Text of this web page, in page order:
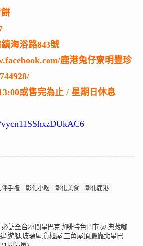
海浴路843號
鹿港兔仔寮明豐珍
或售完為止 / 星期日休息
伴手禮 彰化小吃 彰化美食
彰化鹿港
必訪全台28間星巴克咖啡特色門市 @ 典藏咖
,遊艇,玻璃屋,貨櫃屋,三角屋頂,最靠北星巴